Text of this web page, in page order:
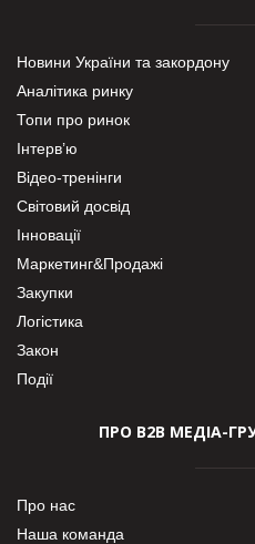
Новини України та закордону
Аналітика ринку
Топи про ринок
Інтерв’ю
Відео-тренінги
Світовий досвід
Інновації
Маркетинг&Продажі
Закупки
Логістика
Закон
Події
ПРО В2В МЕДІА-
Про нас
Наша команда